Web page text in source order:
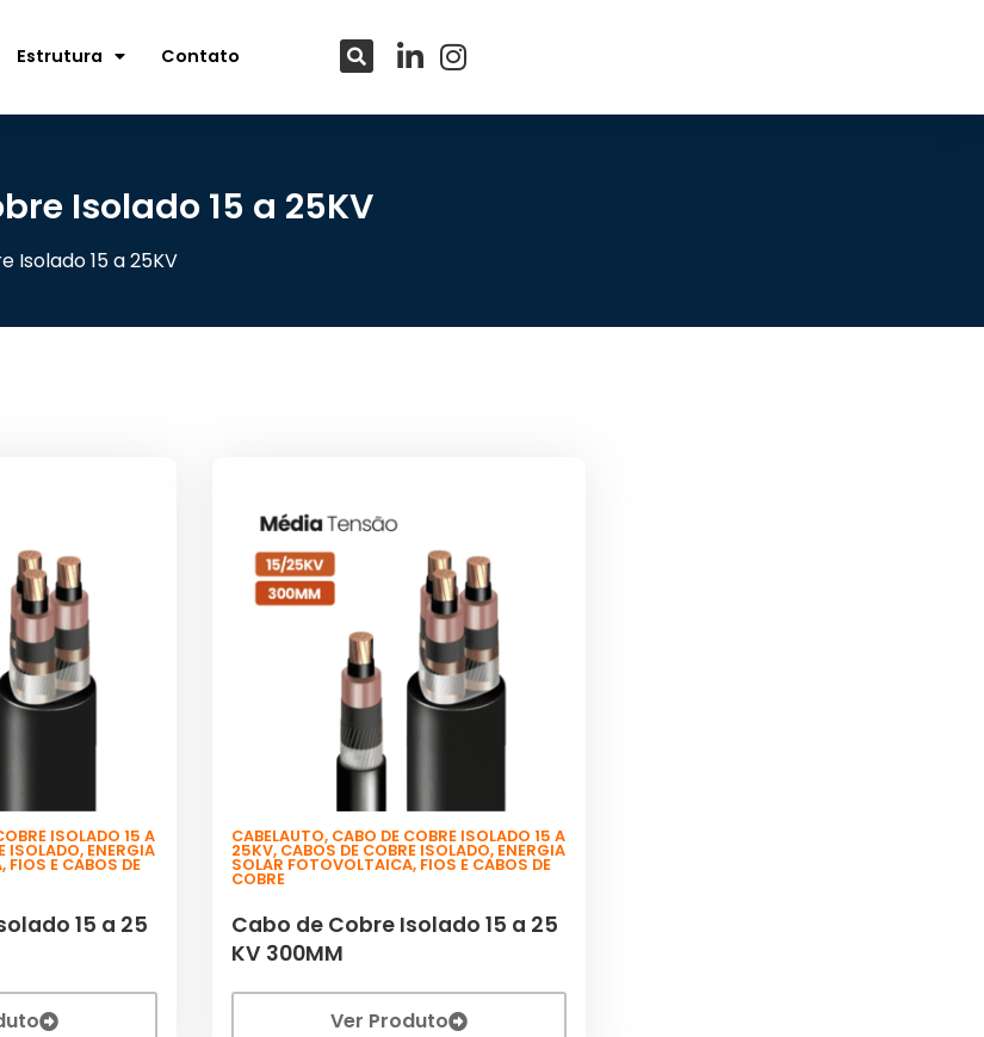
Estrutura Contato
Isolado 15 a 25KV
Isolado 15 a 25KV
ISOLADO 15 A
ISOLADO, ENERGIA
, FIOS E CABOS DE
15 a 25
CABELAUTO, CABO DE COBRE ISOLADO 15 A
25KV, CABOS DE COBRE ISOLADO, ENERGIA
SOLAR FOTOVOLTAICA, FIOS E CABOS DE
COBRE
Cabo de Cobre Isolado 15 a 25
KV 300MM
Ver Produto